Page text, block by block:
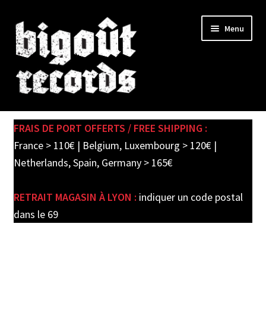
Skip
to
navigation
Skip
to
content
Menu
SHOP
child
PRE-ORDERS
FRAIS DE PORT OFFERTS / FREE SHIPPING :
France > 110€ | Belgium, Luxembourg > 120€ |
Netherlands, Spain, Germany > 165€
RETRAIT MAGASIN À LYON : indiquer un code postal
dans le 69